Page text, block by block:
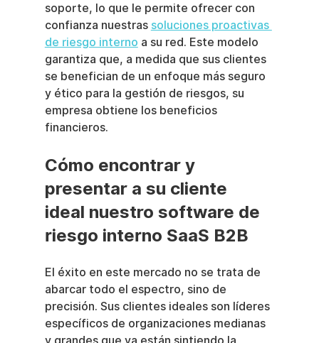
soporte, lo que le permite ofrecer con
confianza nuestras soluciones proactivas
de riesgo interno a su red. Este modelo
garantiza que, a medida que sus clientes
se benefician de un enfoque más seguro
y ético para la gestión de riesgos, su
empresa obtiene los beneficios
financieros.
Cómo encontrar y
presentar a su cliente
ideal nuestro software de
riesgo interno SaaS B2B
El éxito en este mercado no se trata de
abarcar todo el espectro, sino de
precisión. Sus clientes ideales son líderes
específicos de organizaciones medianas
y grandes que ya están sintiendo la